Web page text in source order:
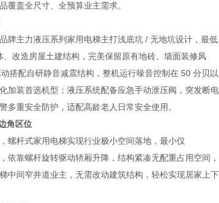
覆盖全尺寸、全预算业主需求。
主力液压系列家用电梯主打浅底坑 / 无地坑设计，最低
改造房屋土建结构，完美保留原有地砖、墙面装修风
搭配自研静音减震结构，整机运行噪音控制在 50 分贝以
加装首选机型；液压系统配备应急手动泄压阀，突发断电
重安全防护，适配高龄老人日常安全使用。
角区位
杆式家用电梯实现行业极小空间落地，最小仅
靠螺杆旋转驱动轿厢升降，结构紧凑无配重占用空间，
中间窄井道业主，无需改动建筑结构，轻松实现居家上下